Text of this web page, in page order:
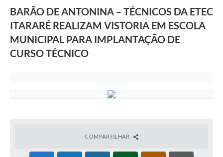
BARÃO DE ANTONINA – TÉCNICOS DA ETEC
ITARARÉ REALIZAM VISTORIA EM ESCOLA
MUNICIPAL PARA IMPLANTAÇÃO DE
CURSO TÉCNICO
COMPARTILHAR